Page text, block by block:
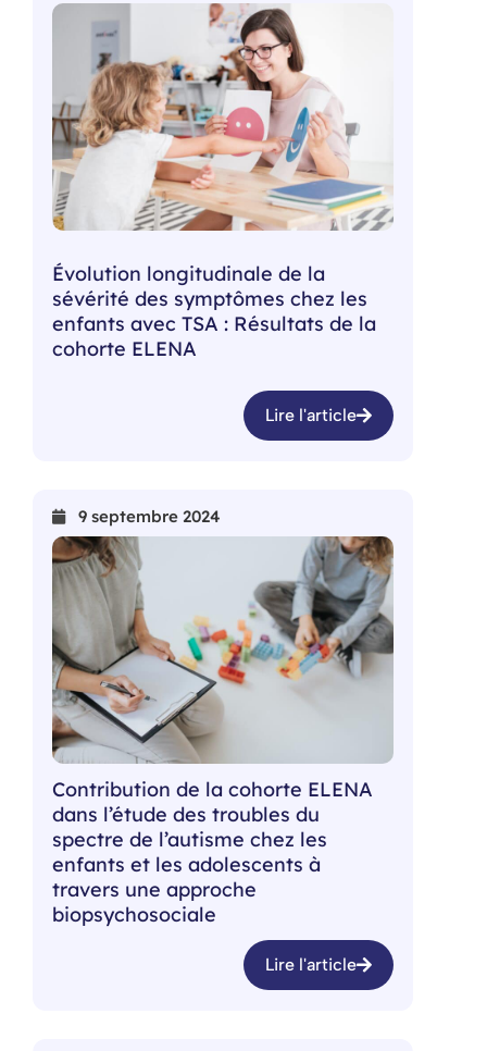
Évolution longitudinale de la
sévérité des symptômes chez les
enfants avec TSA : Résultats de la
cohorte ELENA
Lire l'article
9 septembre 2024
Contribution de la cohorte ELENA
dans l’étude des troubles du
spectre de l’autisme chez les
enfants et les adolescents à
travers une approche
biopsychosociale
Lire l'article